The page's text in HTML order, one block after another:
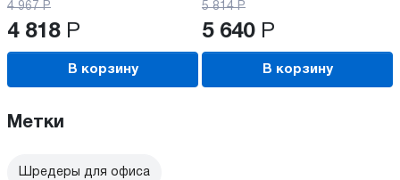
4 967 Р
4 818 Р
В корзину
5 814 Р
5 640 Р
В корзину
Метки
Шредеры для офиса